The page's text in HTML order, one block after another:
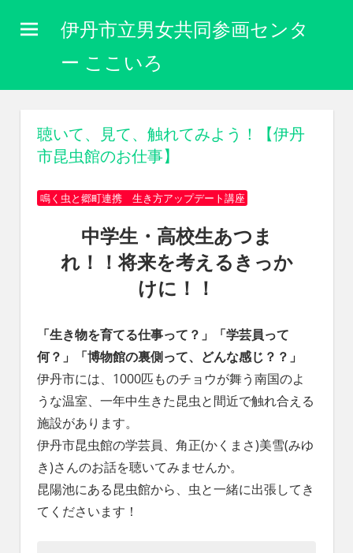
伊丹市立男女共同参画センタ
ー ここいろ
関
わ
な
く
ら
し
き
ら
れ
る
社
を、
次
世
代
引
聴いて、見て、触れてみよう！【伊丹
市昆虫館のお仕事】
鳴く虫と郷町連携 生き方アップデート講座
中学生・高校生あつま
れ！！将来を考えるきっか
けに！！
「生き物を育てる仕事って？」「学芸員って
何？」「博物館の裏側って、どんな感じ？？」
伊丹市には、1000匹ものチョウが舞う南国のよ
うな温室、一年中生きた昆虫と間近で触れ合える
施設があります。
伊丹市昆虫館の学芸員、角正(かくまさ)美雪(みゆ
き)さんのお話を聴いてみませんか。
昆陽池にある昆虫館から、虫と一緒に出張してき
てくださいます！